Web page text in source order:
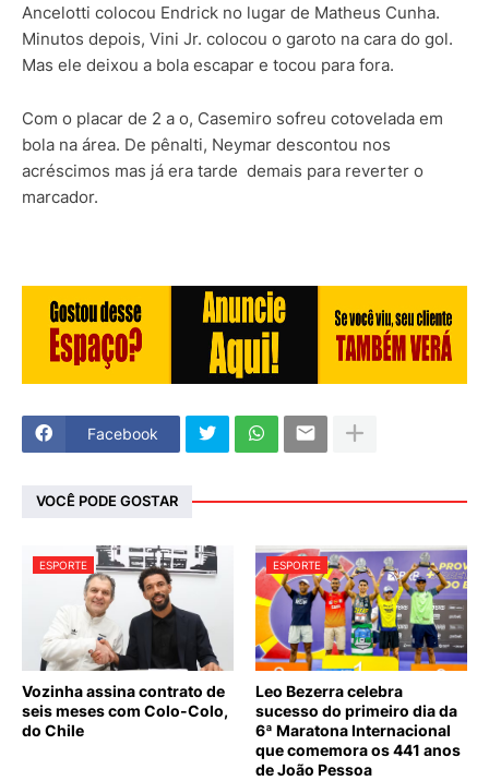
Ancelotti colocou Endrick no lugar de Matheus Cunha.
Minutos depois, Vini Jr. colocou o garoto na cara do gol.
Mas ele deixou a bola escapar e tocou para fora.
Com o placar de 2 a o, Casemiro sofreu cotovelada em
bola na área. De pênalti, Neymar descontou nos
acréscimos mas já era tarde demais para reverter o
marcador.
Facebook
VOCÊ PODE GOSTAR
ESPORTE
Vozinha assina contrato de
seis meses com Colo-Colo,
do Chile
ESPORTE
Leo Bezerra celebra
sucesso do primeiro dia da
6ª Maratona Internacional
que comemora os 441 anos
de João Pessoa